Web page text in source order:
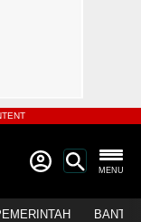
MENU